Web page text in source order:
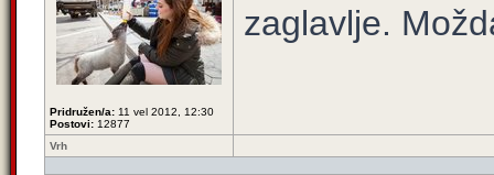
Pridružen/a: 11 vel 2012, 12:30
Postovi: 12877
zaglavlje.
Vrh